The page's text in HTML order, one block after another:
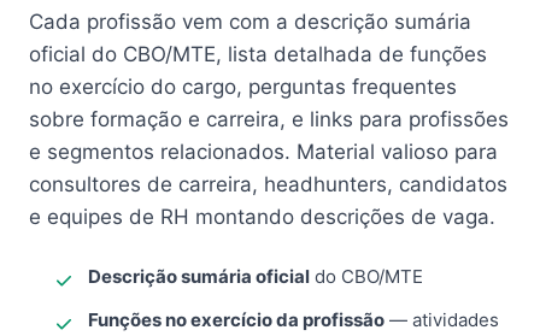
Cada profissão vem com a descrição sumária
oficial do CBO/MTE, lista detalhada de funções
no exercício do cargo, perguntas frequentes
sobre formação e carreira, e links para profissões
e segmentos relacionados. Material valioso para
consultores de carreira, headhunters, candidatos
e equipes de RH montando descrições de vaga.
Descrição sumária oficial do CBO/MTE
Funções no exercício da profissão — atividades